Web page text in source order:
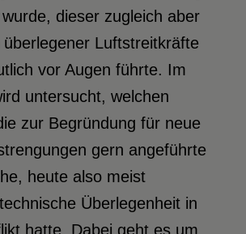
dieser zugleich aber
Luftstreitkräfte
vor Augen führte. Im
untersucht, welchen
zur Begründung für neue
gern angeführte
heute also meist
Überlegenheit in
hatte. Dabei geht es um